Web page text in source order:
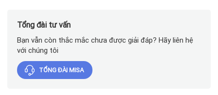
Tổng đài tư vấn
Bạn vẫn còn thắc mắc chưa được giải đáp? Hãy liên hệ
với chúng tôi
TỔNG ĐÀI MISA